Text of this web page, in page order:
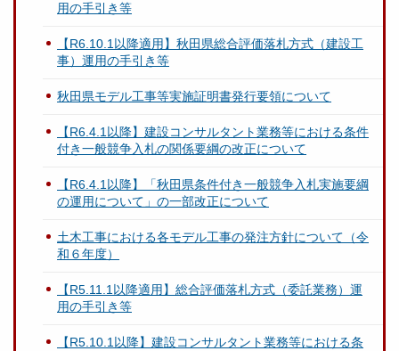
用の手引き等
【R6.10.1以降適用】秋田県総合評価落札方式（建設工
事）運用の手引き等
秋田県モデル工事等実施証明書発行要領について
【R6.4.1以降】建設コンサルタント業務等における条件
付き一般競争入札の関係要綱の改正について
【R6.4.1以降】「秋田県条件付き一般競争入札実施要綱
の運用について」の一部改正について
土木工事における各モデル工事の発注方針について（令
和６年度）
【R5.11.1以降適用】総合評価落札方式（委託業務）運
用の手引き等
【R5.10.1以降】建設コンサルタント業務等における条